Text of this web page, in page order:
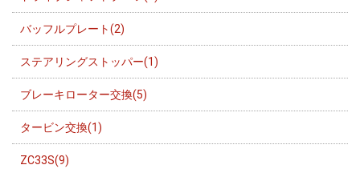
バッフルプレート(2)
ステアリングストッパー(1)
ブレーキローター交換(5)
タービン交換(1)
ZC33S(9)